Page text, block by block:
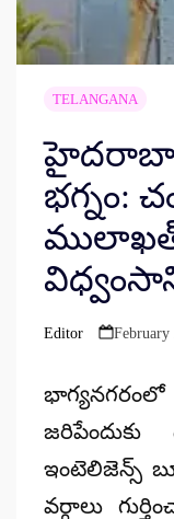
TELANGANA
భగ్నం:
Posted
Editor February
జరిపేందుకు
ఇంటెలిజెన్స్
వర్గాలు